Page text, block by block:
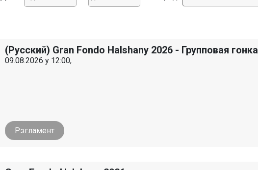
(Русский) Gran Fondo Halshany 2026 - Групповая гонка
09.08.2026 у 12:00,
Рэгламент